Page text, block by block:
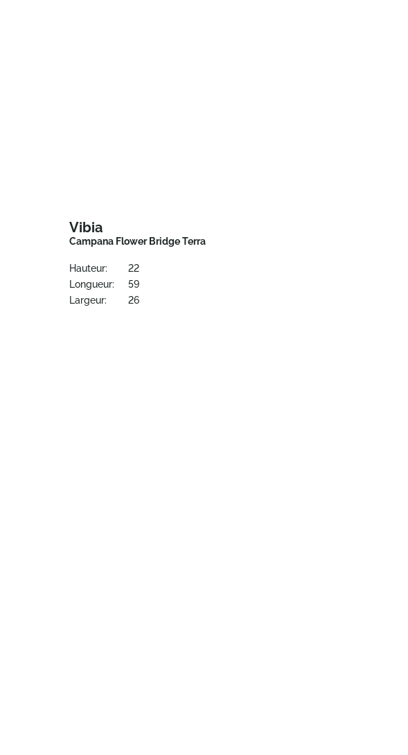
Vibia
Campana Flower Bridge Terra
Hauteur:
22
Longueur:
59
Largeur:
26